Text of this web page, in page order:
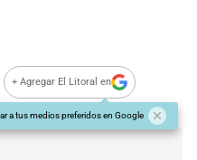
+ Agregar El Litoral en
a tus medios preferidos en Google